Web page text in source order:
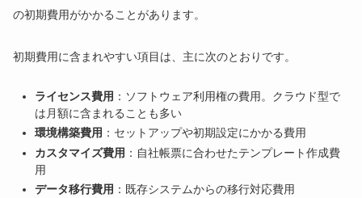
の初期費用がかかることがあります。
初期費用に含まれやすい項目は、主に次のとおりです。
ライセンス費用 ：ソフトウェア利用権の費用。クラウド型で
は月額に含まれることも多い
環境構築費用 ：セットアップや初期設定にかかる費用
カスタマイズ費用 ：自社帳票に合わせたテンプレート作成費
用
データ移行費用 ：既存システムからの移行対応費用